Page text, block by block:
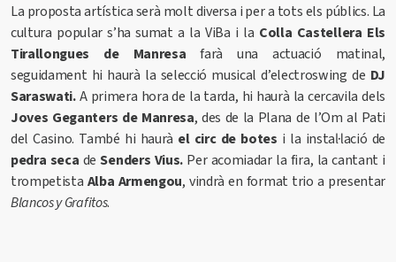
La proposta artística serà molt diversa i per a tots els públics. La
cultura popular s’ha sumat a la ViBa i la Colla Castellera Els
Tirallongues de Manresafarà una actuació matinal,
seguidament hi haurà la selecció musical d’electroswing de DJ
Saraswati.A primera hora de la tarda, hi haurà la cercavila dels
Joves Geganters de Manresa, des de la Plana de l’Om al Pati
del Casino. També hi haurà el circ de botes i la instal·lació de
pedra seca deSenders Vius. Per acomiadar la fira, la cantant i
trompetista Alba Armengou, vindrà en format trio a presentar
Blancos y Grafitos.